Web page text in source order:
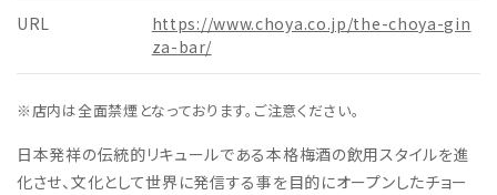
URL
https://www.choya.co.jp/the-choya-gin
za-bar/
※店内は全面禁煙となっております。ご注意ください。
日本発祥の伝統的リキュールである本格梅酒の飲用スタイルを進
化させ、文化として世界に発信する事を目的にオープンしたチョー